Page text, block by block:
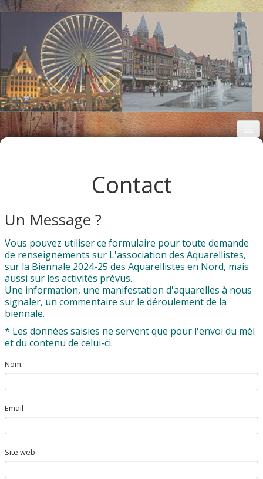
L'association
Contact
Les Biennales▼
Accès membres AeN
Initiations à l'aquarelle
▼
Contact
Un Message ?
Vous pouvez utiliser ce formulaire pour toute demande
de renseignements sur L'association des Aquarellistes,
sur la Biennale 2024-25 des Aquarellistes en Nord, mais
aussi sur les activités prévus.
Une information, une manifestation d'aquarelles à nous
signaler, un commentaire sur le déroulement de la
biennale.
* Les données saisies ne servent que pour l'envoi du mèl
et du contenu de celui-ci.
Nom
Email
Site web